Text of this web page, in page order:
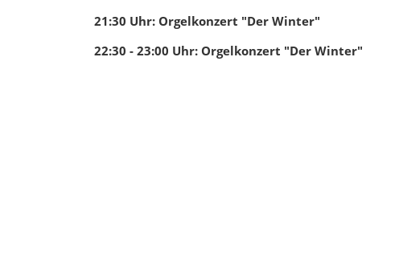
21:30 Uhr: Orgelkonzert "Der Winter"
22:30 - 23:00 Uhr: Orgelkonzert "Der Winter"